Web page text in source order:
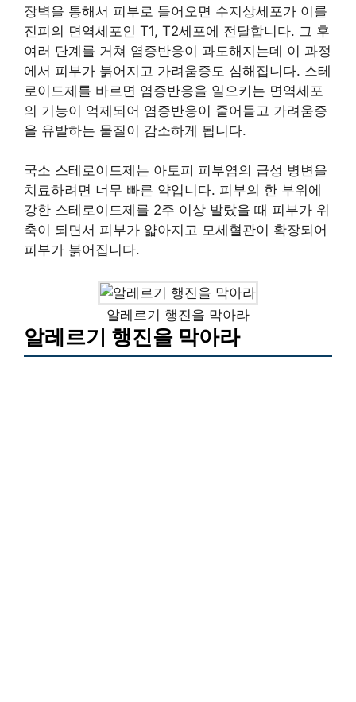
장벽을 통해서 피부로 들어오면 수지상세포가 이를
진피의 면역세포인 T1, T2세포에 전달합니다. 그 후
여러 단계를 거쳐 염증반응이 과도해지는데 이 과정
에서 피부가 붉어지고 가려움증도 심해집니다. 스테
로이드제를 바르면 염증반응을 일으키는 면역세포
의 기능이 억제되어 염증반응이 줄어들고 가려움증
을 유발하는 물질이 감소하게 됩니다.
국소 스테로이드제는 아토피 피부염의 급성 병변을
치료하려면 너무 빠른 약입니다. 피부의 한 부위에
강한 스테로이드제를 2주 이상 발랐을 때 피부가 위
축이 되면서 피부가 얇아지고 모세혈관이 확장되어
피부가 붉어집니다.
알레르기 행진을 막아라
알레르기 행진을 막아라